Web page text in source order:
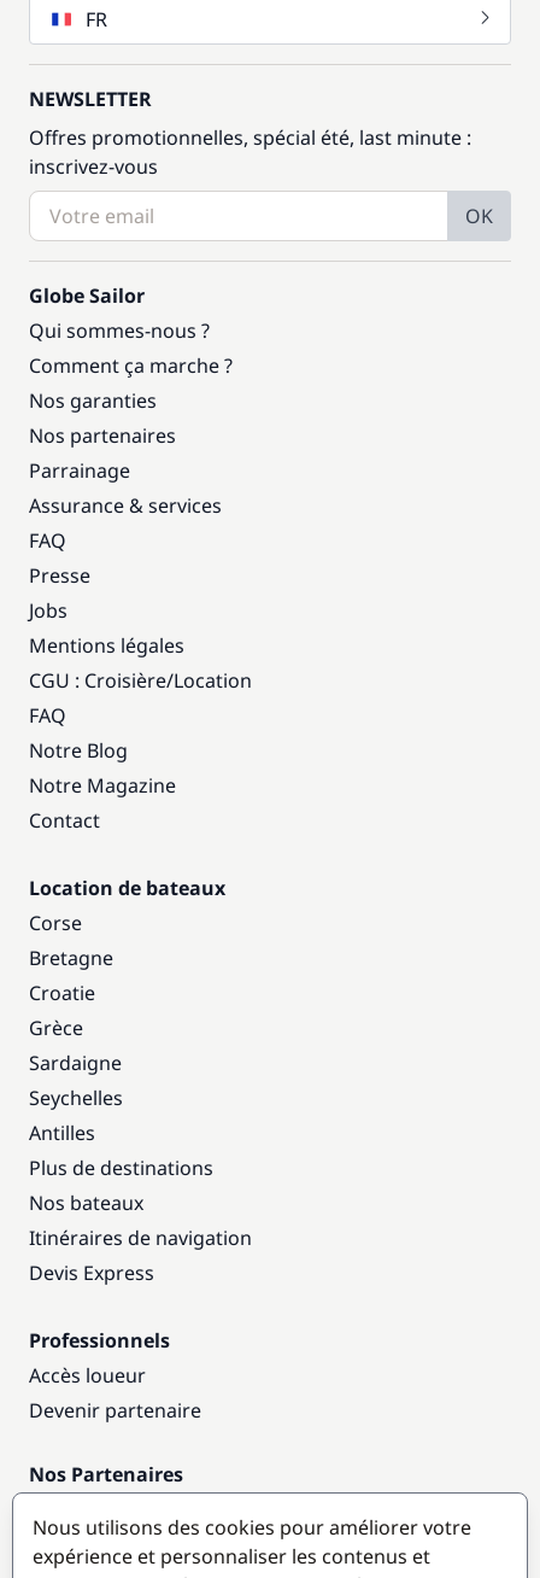
FR
NEWSLETTER
Offres promotionnelles, spécial été, last minute :
inscrivez-vous
OK
Globe Sailor
Qui sommes-nous ?
Comment ça marche ?
Nos garanties
Nos partenaires
Parrainage
Assurance & services
FAQ
Presse
Jobs
Mentions légales
CGU : Croisière/Location
FAQ
Notre Blog
Notre Magazine
Contact
Location de bateaux
Corse
Bretagne
Croatie
Grèce
Sardaigne
Seychelles
Antilles
Plus de destinations
Nos bateaux
Itinéraires de navigation
Devis Express
Professionnels
Accès loueur
Devenir partenaire
Nos Partenaires
Nous utilisons des cookies pour améliorer votre
expérience et personnaliser les contenus et